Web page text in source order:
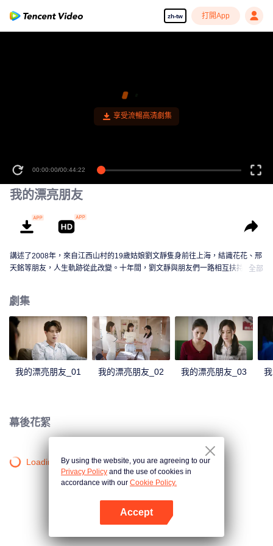
zh-tw 打開App
享受流暢高清劇集
00:00:00/00:44:22
我的漂亮朋友
講述了2008年，來自江西山村的19歲姑娘劉文靜隻身前往上海，結識花花、邢
天銘等朋友，人生軌跡從此改變。十年間，劉文靜與朋友們一路相互扶持，為
全部
劇集
我的漂亮朋友_01 我的漂亮朋友_02 我的漂亮朋友_03
幕後花絮
Loading…By using the website, you are agreeing to our
Privacy Policy and the use of cookies in
accordance with our Cookie Policy.
Accept